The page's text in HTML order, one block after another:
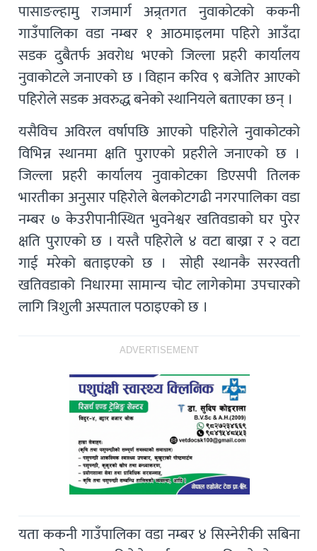
पासाङल्हामु राजमार्ग अन्र्तगत नुवाकोटको ककनी
गाउँपालिका वडा नम्बर १ आठमाइलमा पहिरो आउँदा
सडक दुबैतर्फ अवरोध भएको जिल्ला प्रहरी कार्यालय
नुवाकोटले जनाएको छ । विहान करिव ९ बजेतिर आएको
पहिरोले सडक अवरुद्ध बनेको स्थानियले बताएका छन् ।
यसैविच अविरल वर्षापछि आएको पहिरोले नुवाकोटको
विभिन्न स्थानमा क्षति पुराएको प्रहरीले जनाएको छ ।
जिल्ला प्रहरी कार्यालय नुवाकोटका डिएसपी तिलक
भारतीका अनुसार पहिरोले बेलकोटगढी नगरपालिका वडा
नम्बर ७ केउरीपानीस्थित भुवनेश्वर खतिवडाको घर पुरेर
क्षति पुराएको छ । यस्तै पहिरोले ४ वटा बाख्रा र २ वटा
गाई मरेको बताइएको छ । सोही स्थानकै सरस्वती
खतिवडाको निधारमा सामान्य चोट लागेकोमा उपचारको
लागि त्रिशुली अस्पताल पठाइएको छ ।
ADVERTISEMENT
यता ककनी गाउँपालिका वडा नम्बर ४ सिस्नेरीकी सबिना